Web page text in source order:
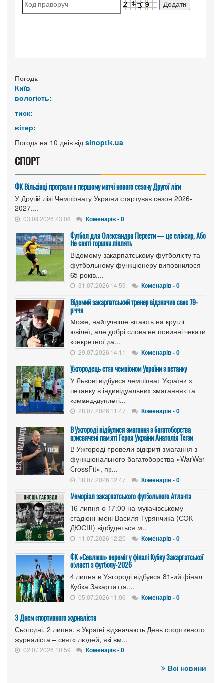
Погода
Київ
вологість:
тиск:
вітер:
Погода на 10 днів від sinoptik.ua
СПОРТ
ФК Вільхівці програли в першому матчі нового сезону Другої ліги
У Другій лізі Чемпіонату України стартував сезон 2026-
2027....
03.08.2026 23:08 Коменарів - 0
Футбол для Олександра Перести — це еліксир, Або
Не святі горшки ліплять
Відомому закарпатському футболісту та
футбольному функціонеру виповнилося
65 років....
31.07.2026 14:59 Коменарів - 0
Відомий закарпатський тренер відзначив своє 79-
річчя
Може, найгучніше вітають на круглі
ювілеї, але добрі слова не повинні чекати
конкретної да...
29.07.2026 14:11 Коменарів - 0
Ужгородець став чемпіоном України з петанку
У Львові відбувся чемпіонат України з
петанку в індивідуальних змаганнях та
команд-дуплеті...
28.07.2026 11:47 Коменарів - 0
В Ужгороді відбулися змагання з багатоборства
присвячені пам’яті Героя України Анатолія Тегзи
В Ужгороді провели відкриті змагання з
функціонального багатоборства «WarWar
CrossFit», пр...
18.07.2026 12:47 Коменарів - 0
Меморіал закарпатського футбольного Атланта
16 липня о 17:00 на мукачівському
стадіоні імені Василя Турянчика (СОК
ДЮСШ) відбудеться м...
11.07.2026 12:20 Коменарів - 0
ФК «Севлюш» переміг у фіналі Кубку Закарпатської
області з футболу-2026
4 липня в Ужгороді відбувся 81-ий фінал
Кубка Закарпаття....
05.07.2026 11:06 Коменарів - 0
З Днем спортивного журналіста
Сьогодні, 2 липня, в Україні відзначають День спортивного
журналіста – свято людей, які вм...
02.07.2026 10:59 Коменарів - 0
Всі новини